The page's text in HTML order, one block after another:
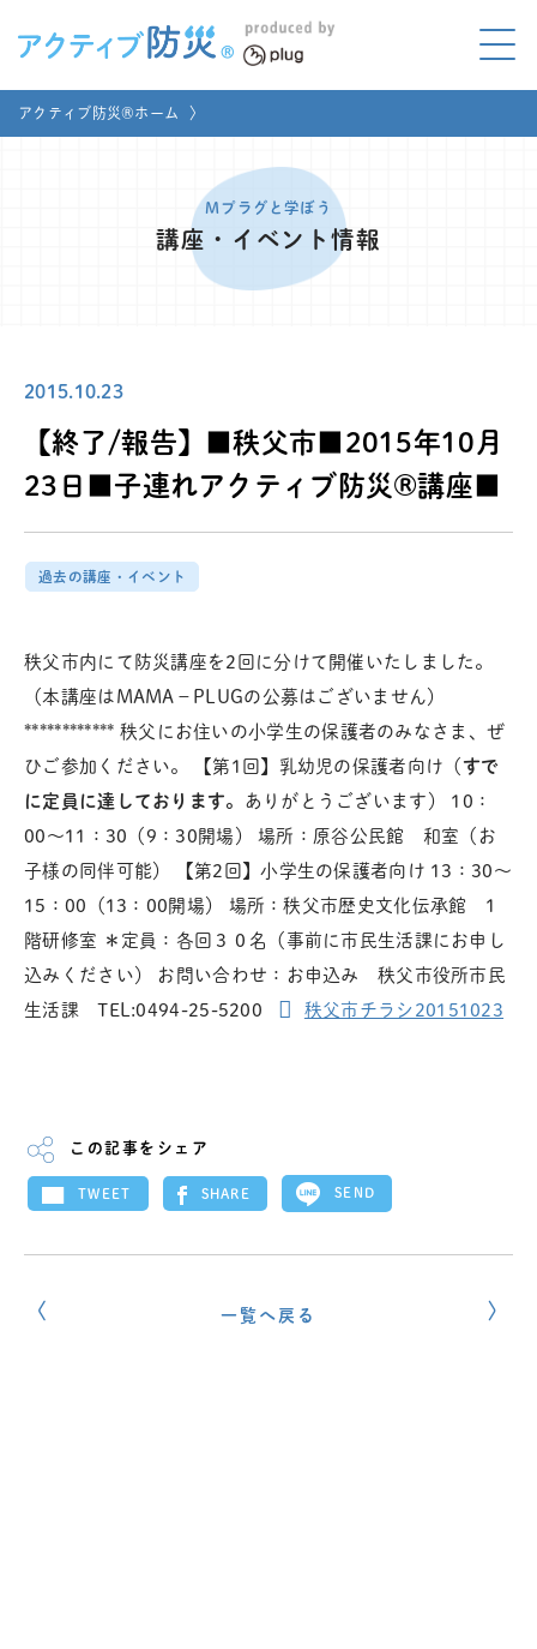
アクティブ防災とは?
家庭でやってみよう
メディア掲載
取材お申し込み
お問い合わせ 運営団体
アクティブ防災®ホーム 〉
Mプラグと学ぼう
講座・イベント情報
2015.10.23
【終了/報告】■秩父市■2015年10月
23日■子連れアクティブ防災®講座■
過去の講座・イベント
秩父市内にて防災講座を2回に分けて開催いたしました。
（本講座はMAMA－PLUGの公募はございません）
************ 秩父にお住いの小学生の保護者のみなさま、ぜ
ひご参加ください。 【第1回】乳幼児の保護者向け（ すで
に定員に達しております。 ありがとうございます） 10：
00～11：30（9：30開場） 場所：原谷公民館 和室（お
子様の同伴可能） 【第2回】小学生の保護者向け 13：30～
15：00（13：00開場） 場所：秩父市歴史文化伝承館 1
階研修室 ＊定員：各回３０名（事前に市民生活課にお申し
込みください） お問い合わせ：お申込み 秩父市役所市民
生活課 TEL:0494-25-5200
秩父市チラシ20151023
この記事をシェア
TWEET SHARE SEND
一覧へ戻る